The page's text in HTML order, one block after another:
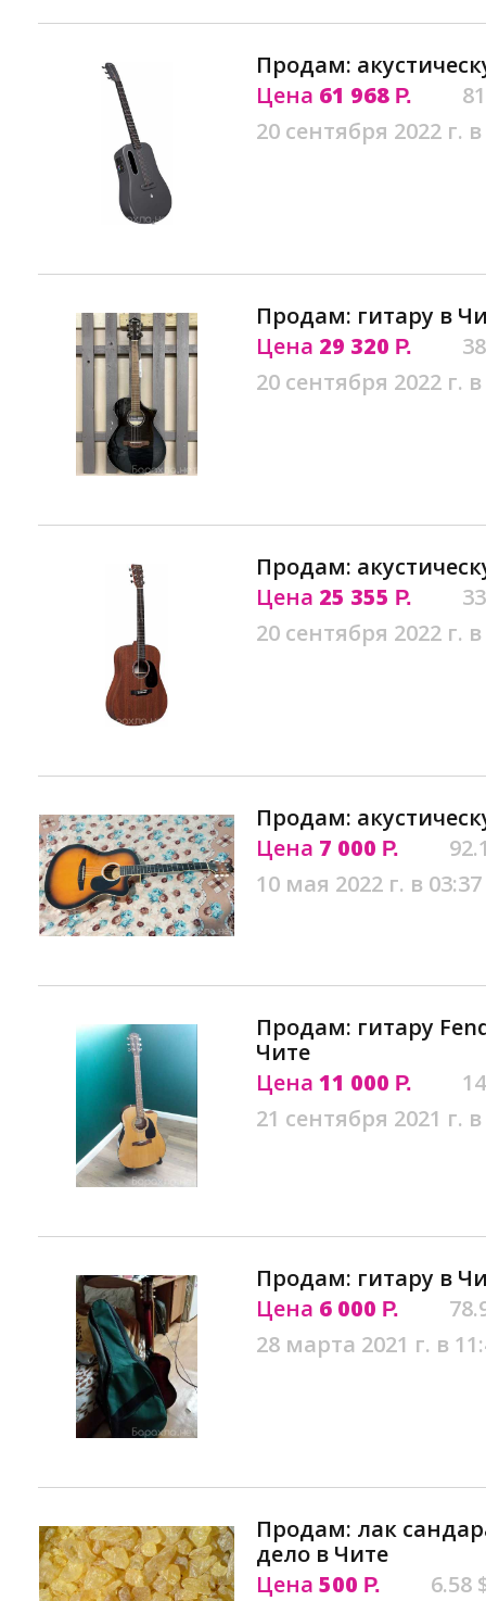
Продам:
Цена 61 968 Р.
20 сентября 2022 г.
Продам: гитару в
Цена 29 320 Р.
20 сентября 2022 г.
Продам:
Цена 25 355 Р.
20 сентября 2022 г.
Продам:
Цена 7 000 Р.
10 мая 2022 г. в 03:37
Продам: гитару
Чите
Цена 11 000 Р.
21 сентября 2021 г.
Продам: гитару в
Цена 6 000 Р.
28 марта 2021 г. в
Продам: лак
дело в Чите
Цена 500 Р.
6.58